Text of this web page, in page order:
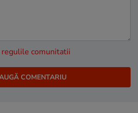
regulile comunitatii